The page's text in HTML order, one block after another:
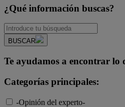
¿Qué información buscas?
BUSCAR
Te ayudamos a encontrar lo
Categorías principales:
-Opinión del experto-